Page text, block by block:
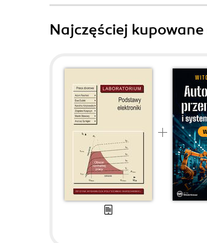
Najczęściej